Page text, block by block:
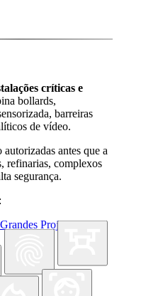
críticas e
bollards,
barreiras
de vídeo.
antes que a
refinarias, complexos
segurança.
Grandes Projetos